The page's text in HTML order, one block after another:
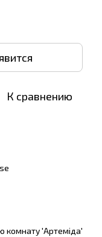
К сравнению
комнату 'Артеміда'